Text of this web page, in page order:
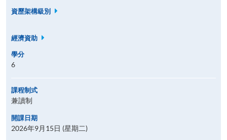
資歷架構級別
經濟資助
學分
6
課程制式
兼讀制
開課日期
2026年9月15日 (星期二)